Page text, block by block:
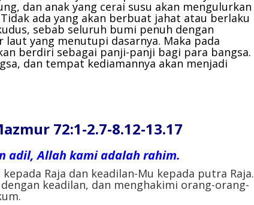
dan anak yang cerai susu akan mengulurkan
ada yang akan berbuat jahat atau berlaku
sebab seluruh bumi penuh dengan
yang menutupi dasarnya. Maka pada
berdiri sebagai panji-panji bagi para bangsa.
dan tempat kediamannya akan menjadi
72:1-2.7-8.12-13.17
adil, Allah kami adalah rahim.
Raja dan keadilan-Mu kepada putra Raja.
keadilan, dan menghakimi orang-orang-